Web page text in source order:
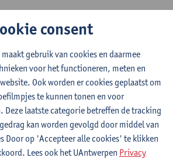
effect is stronger in main clauses
sciences - ISSN 2813-4605-3 (2025) p. 1-
Sarah Bernolet
coin? Comparing structural
consent
gebruik van cookies en daarmee
voor het functioneren, meten en
Ook worden er cookies geplaatst om
te kunnen tonen en voor
Deze laatste categorie betreffen de tracking
kan worden gevolgd door middel van
Door op 'Accepteer alle cookies' te klikken
Lees ook het UAntwerpen Privacy